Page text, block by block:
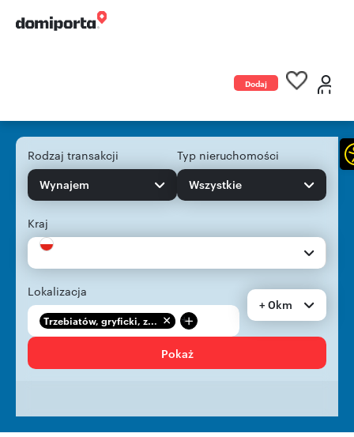
Dodaj
Rodzaj transakcji
Wynajem
Typ nieruchomości
Wszystkie
Kraj
Lokalizacja
Trzebiatów, gryficki, z... +
+ 0km
Pokaż